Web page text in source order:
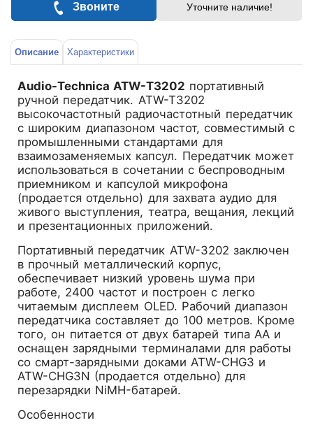
Звоните Уточните наличие!
Описание Характеристики
Audio-Technica ATW-T3202 портативный
ручной передатчик. ATW-T3202
высокочастотный радиочастотный передатчик
с широким диапазоном частот, совместимый с
промышленными стандартами для
взаимозаменяемых капсул. Передатчик может
использоваться в сочетании с беспроводным
приемником и капсулой микрофона
(продается отдельно) для захвата аудио для
живого выступления, театра, вещания, лекций
и презентационных приложений.
Портативный передатчик ATW-3202 заключен
в прочный металлический корпус,
обеспечивает низкий уровень шума при
работе, 2400 частот и построен с легко
читаемым дисплеем OLED. Рабочий диапазон
передатчика составляет до 100 метров. Кроме
того, он питается от двух батарей типа АА и
оснащен зарядными терминалами для работы
со смарт-зарядными доками ATW-CHG3 и
ATW-CHG3N (продается отдельно) для
перезарядки NiMH-батарей.
Особенности